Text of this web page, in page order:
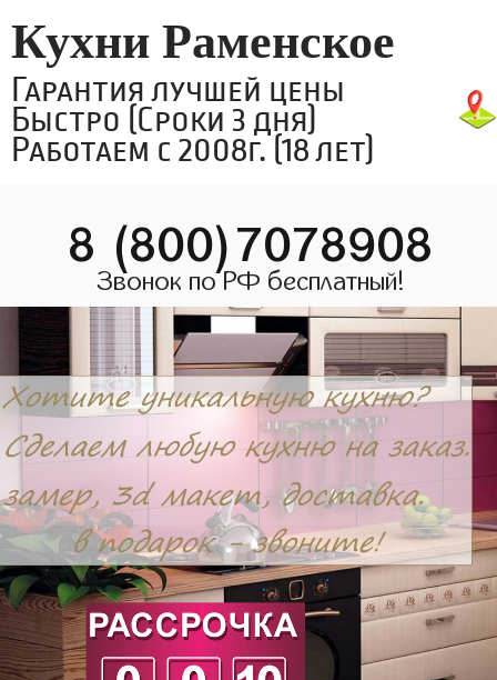
Кухни Раменское
Гарантия лучшей цены
Быстро (Сроки 3 дня)
Работаем с 2008г. (18 лет)
8 (800)7078908
Звонок по РФ бесплатный!